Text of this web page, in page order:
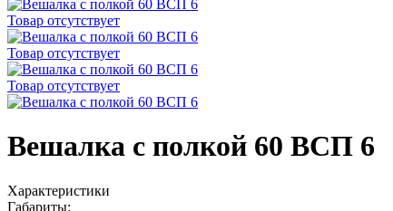
Товар отсутствует
Товар отсутствует
Товар отсутствует
Вешалка с полкой 60 ВСП 6
Характеристики
Габариты: